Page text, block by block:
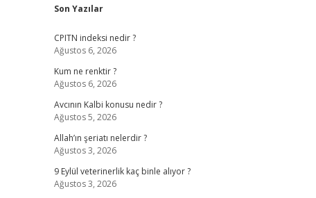
Sidebar
Son Yazılar
CPITN indeksi nedir ?
Ağustos 6, 2026
Kum ne renktir ?
Ağustos 6, 2026
Avcının Kalbi konusu nedir ?
Ağustos 5, 2026
Allah’ın şeriatı nelerdir ?
Ağustos 3, 2026
9 Eylül veterinerlik kaç binle alıyor ?
Ağustos 3, 2026